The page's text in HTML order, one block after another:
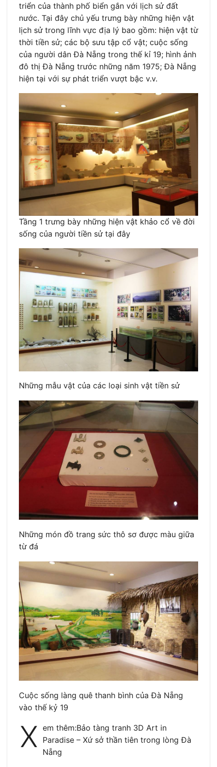
triển của thành phố biển gắn với lịch sử đất
nước. Tại đây chủ yếu trưng bày những hiện vật
lịch sử trong lĩnh vực địa lý bao gồm: hiện vật từ
thời tiền sử; các bộ sưu tập cổ vật; cuộc sống
của người dân Đà Nẵng trong thế kỉ 19; hình ảnh
đô thị Đà Nẵng trước những năm 1975; Đà Nẵng
hiện tại với sự phát triển vượt bậc v.v.
Tầng 1 trưng bày những hiện vật khảo cổ về đời
sống của người tiền sử tại đây
Những mẫu vật của các loại sinh vật tiền sử
Những món đồ trang sức thô sơ được màu giữa
từ đá
Cuộc sống làng quê thanh bình của Đà Nẵng
vào thế kỷ 19
X em thêm:Bảo tàng tranh 3D Art in
Paradise – Xứ sở thần tiên trong lòng Đà
Nẵng